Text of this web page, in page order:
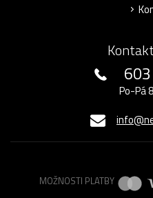
Po-Pá
MOŽNOSTI PLATBY